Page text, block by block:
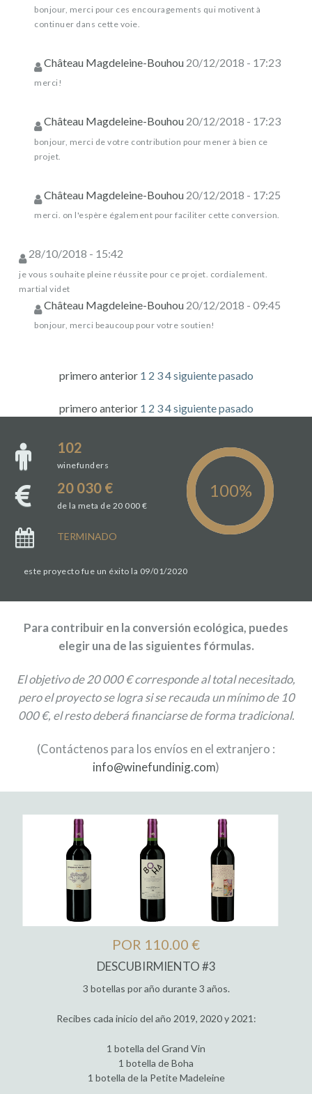
bonjour, merci pour ces encouragements qui motivent à
continuer dans cette voie.
Château Magdeleine-Bouhou 20/12/2018 - 17:23
merci!
Château Magdeleine-Bouhou 20/12/2018 - 17:23
bonjour, merci de votre contribution pour mener à bien ce
projet.
Château Magdeleine-Bouhou 20/12/2018 - 17:25
merci. on l'espère également pour faciliter cette conversion.
28/10/2018 - 15:42
je vous souhaite pleine réussite pour ce projet. cordialement.
martial videt
Château Magdeleine-Bouhou 20/12/2018 - 09:45
bonjour, merci beaucoup pour votre soutien!
primero anterior 1 2 34siguientepasado
primero anterior 1 2 34siguientepasado
102
winefunders
20 030 €
de la meta de 20 000 €
TERMINADO
este proyecto fue un éxito la 09/01/2020
Para contribuir en la conversión ecológica, puedes
elegir una de las siguientes fórmulas.
El objetivo de 20 000 € corresponde al total necesitado,
pero el proyecto se logra si se recauda un mínimo de 10
000 €, el resto deberá financiarse de forma tradicional.
(Contáctenos para los envíos en el extranjero :
info@winefundinig.com)
POR 110.00 €
DESCUBIRMIENTO #3
3 botellas por año durante 3 años.
Recibes cada inicio del año 2019, 2020 y 2021:
1 botella del Grand Vin
1 botella de Boha
1 botella de la Petite Madeleine